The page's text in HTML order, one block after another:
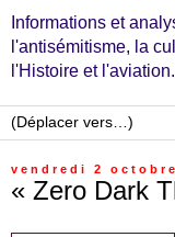
Informations et
l'antisémitisme, la
l'Histoire et l'aviation.
vendredi 2 octobre
« Zero Dark